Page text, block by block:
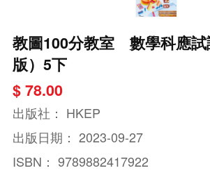
教圖100分教室 數學科應試
版）5下
$ 78.00
出版社： HKEP
出版日期： 2023-09-27
ISBN： 9789882417922